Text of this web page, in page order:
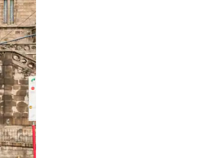
pomocou dotykových gest či potiahnutia prstom.